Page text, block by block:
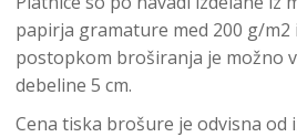
papirja gramature med 200 g/m2
postopkom broširanja je možno
debeline 5 cm.
Cena tiska brošure je odvisna od